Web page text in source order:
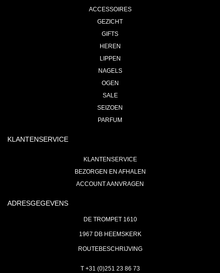
ACCESSOIRES
GEZICHT
GIFTS
HEREN
LIPPEN
NAGELS
OGEN
SALE
SEIZOEN
PARFUM
KLANTENSERVICE
KLANTENSERVICE
BEZORGEN EN AFHALEN
ACCOUNT AANVRAGEN
ADRESGEGEVENS
DE TROMPET 1610
1967 DB HEEMSKERK
ROUTEBESCHRIJVING
T +31 (0)251 23 86 73